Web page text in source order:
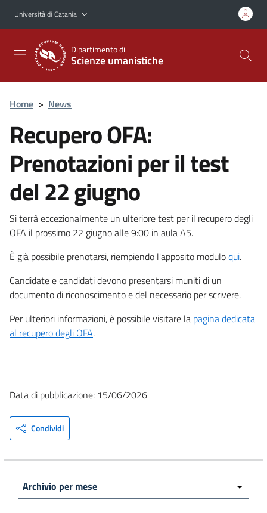
Vai al contenuto principale
Vai al menu di navigazione
Università di Catania
Dipartimento di
Scienze umanistiche
Home > News
Recupero OFA:
Prenotazioni per il test
del 22 giugno
Si terrà eccezionalmente un ulteriore test per il recupero degli
OFA il prossimo 22 giugno alle 9:00 in aula A5.
È già possibile prenotarsi, riempiendo l'apposito moduloqui.
Candidate e candidati devono presentarsi muniti di un
documento di riconoscimento e del necessario per scrivere.
Per ulteriori informazioni, è possibile visitare la pagina dedicata
al recupero degli OFA.
Data di pubblicazione: 15/06/2026
Condividi